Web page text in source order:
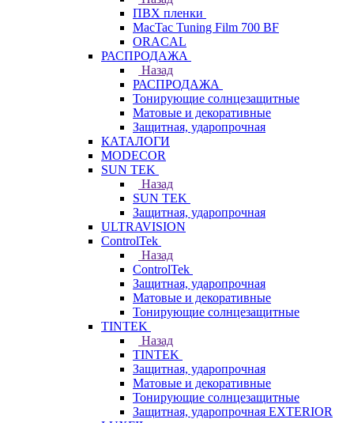
ПВХ пленки
MacTac Tuning Film 700 BF
ORACAL
РАСПРОДАЖА
Назад
РАСПРОДАЖА
Тонирующие солнцезащитные
Матовые и декоративные
Защитная, ударопрочная
КАТАЛОГИ
MODECOR
SUN TEK
Назад
SUN TEK
Защитная, ударопрочная
ULTRAVISION
ControlTek
Назад
ControlTek
Защитная, ударопрочная
Матовые и декоративные
Тонирующие солнцезащитные
TINTEK
Назад
TINTEK
Защитная, ударопрочная
Матовые и декоративные
Тонирующие солнцезащитные
Защитная, ударопрочная EXTERIOR